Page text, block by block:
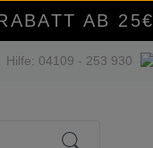
AB 25€
Hilfe: 04109 - 253 930